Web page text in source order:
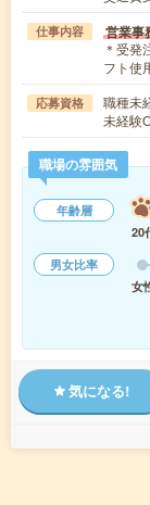
仕事内容 営業事
＊受発
フト使
応募資格
職種未
未経験
職場の雰囲気
年齢層
20
男女比率
女
気になる!